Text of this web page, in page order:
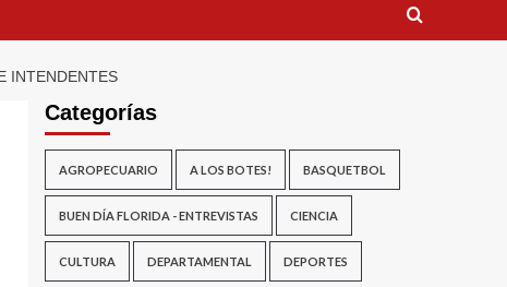
INTENDENTES
Categorías
AGROPECUARIO A LOS BOTES! BASQUETBOL
BUEN DÍA FLORIDA - ENTREVISTAS CIENCIA
CULTURA DEPARTAMENTAL DEPORTES